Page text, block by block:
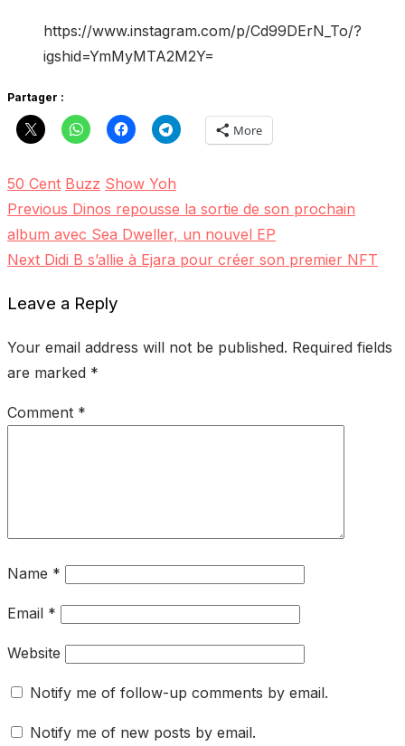
https://www.instagram.com/p/Cd99DErN_To/?
igshid=YmMyMTA2M2Y=
Partager :
More
50 Cent Buzz Show Yoh
Post
navigation
Previous Previous
post:
Dinos repousse la sortie de son prochain
album avec Sea Dweller, un nouvel EP
NextNext
Didi B s’allie à Ejara pour créer son premier NFT
Leave a Reply
Your email address will not be published. Required fields
are marked *
Comment *
Name *
Email *
Website
Notify me of follow-up comments by email.
Notify me of new posts by email.